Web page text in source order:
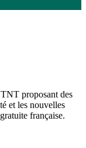
proposant des
et les nouvelles
française.